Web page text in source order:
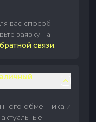
вас способ
заявку на
связи.
обменника и